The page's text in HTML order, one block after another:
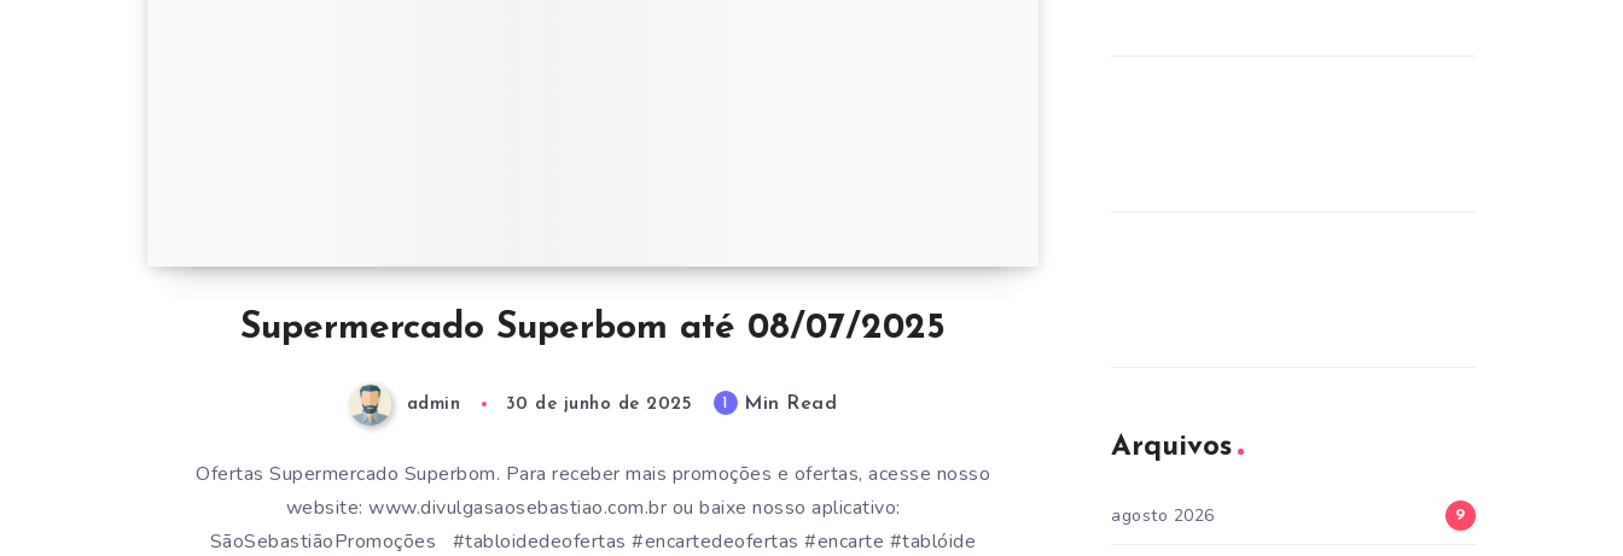
Supermercado Superbom até 08/07/2025
admin 30 de junho de 2025 Min Read
Ofertas Supermercado Superbom. Para receber mais promoções e ofertas, acesse nosso
website: www.divulgasaosebastiao.com.br ou baixe nosso aplicativo:
SãoSebastiãoPromoções #tabloidedeofertas #encartedeofertas #encarte #tablóide
Arquivos
agosto 2026 9